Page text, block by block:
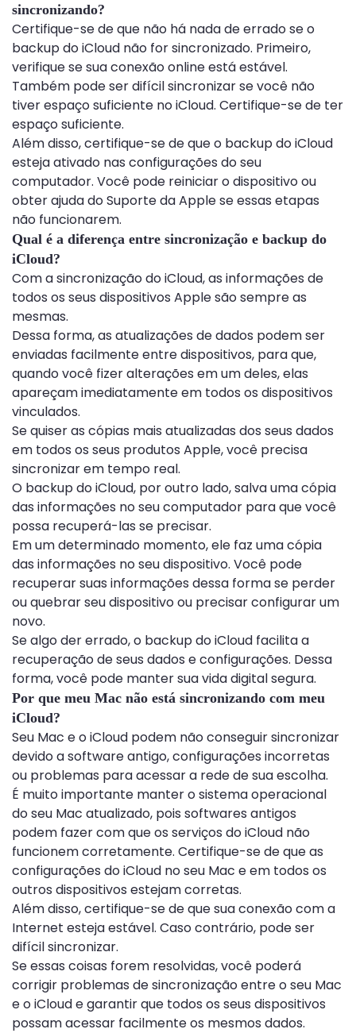
sincronizando?
Certifique-se de que não há nada de errado se o
backup do iCloud não for sincronizado. Primeiro,
verifique se sua conexão online está estável.
Também pode ser difícil sincronizar se você não
tiver espaço suficiente no iCloud. Certifique-se de ter
espaço suficiente.
Além disso, certifique-se de que o backup do iCloud
esteja ativado nas configurações do seu
computador. Você pode reiniciar o dispositivo ou
obter ajuda do Suporte da Apple se essas etapas
não funcionarem.
Qual é a diferença entre sincronização e backup do
iCloud?
Com a sincronização do iCloud, as informações de
todos os seus dispositivos Apple são sempre as
mesmas.
Dessa forma, as atualizações de dados podem ser
enviadas facilmente entre dispositivos, para que,
quando você fizer alterações em um deles, elas
apareçam imediatamente em todos os dispositivos
vinculados.
Se quiser as cópias mais atualizadas dos seus dados
em todos os seus produtos Apple, você precisa
sincronizar em tempo real.
O backup do iCloud, por outro lado, salva uma cópia
das informações no seu computador para que você
possa recuperá-las se precisar.
Em um determinado momento, ele faz uma cópia
das informações no seu dispositivo. Você pode
recuperar suas informações dessa forma se perder
ou quebrar seu dispositivo ou precisar configurar um
novo.
Se algo der errado, o backup do iCloud facilita a
recuperação de seus dados e configurações. Dessa
forma, você pode manter sua vida digital segura.
Por que meu Mac não está sincronizando com meu
iCloud?
Seu Mac e o iCloud podem não conseguir sincronizar
devido a software antigo, configurações incorretas
ou problemas para acessar a rede de sua escolha.
É muito importante manter o sistema operacional
do seu Mac atualizado, pois softwares antigos
podem fazer com que os serviços do iCloud não
funcionem corretamente. Certifique-se de que as
configurações do iCloud no seu Mac e em todos os
outros dispositivos estejam corretas.
Além disso, certifique-se de que sua conexão com a
Internet esteja estável. Caso contrário, pode ser
difícil sincronizar.
Se essas coisas forem resolvidas, você poderá
corrigir problemas de sincronização entre o seu Mac
e o iCloud e garantir que todos os seus dispositivos
possam acessar facilmente os mesmos dados.